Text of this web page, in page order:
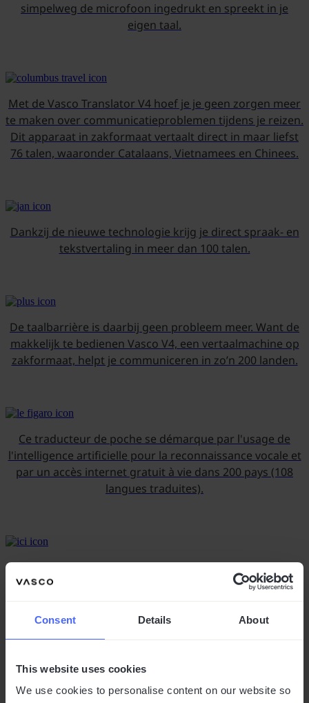
Consent Details About
This website uses cookies
We use cookies to personalise content on our website so
simpelweg de microfoon ingedrukt en spreekt in je
eigen taal.
Met de Vasco Translator V4 hoef je je geen zorgen meer
te maken over communicatieproblemen tijdens je reizen.
Dit apparaat in zakformaat vertaalt direct in maar liefst
76 talen, waaronder Catalaans, Vietnamees en Chinees.
Dankzij de nieuwe technologie krijg je direct spraak- en
tekstvertaling in meer dan 100 talen.
De taalbarrière is daarbij geen probleem meer. Want de
makkelijk te bedienen Vasco V4, een vertaalmachine op
zakformaat, helpt je communiceren in zo’n 200 landen.
Ce traducteur de poche se démarque par l'usage de
l'intelligence artificielle pour la reconnaissance vocale et
par un accès internet gratuit à vie dans 200 pays (108
langues traduites).
Interview avec Karim Bensaid, Directeur Régional : Les
traducteurs Vasco se positionnent à la pointe de la
linguistique, la manière de voyager franchit un tout